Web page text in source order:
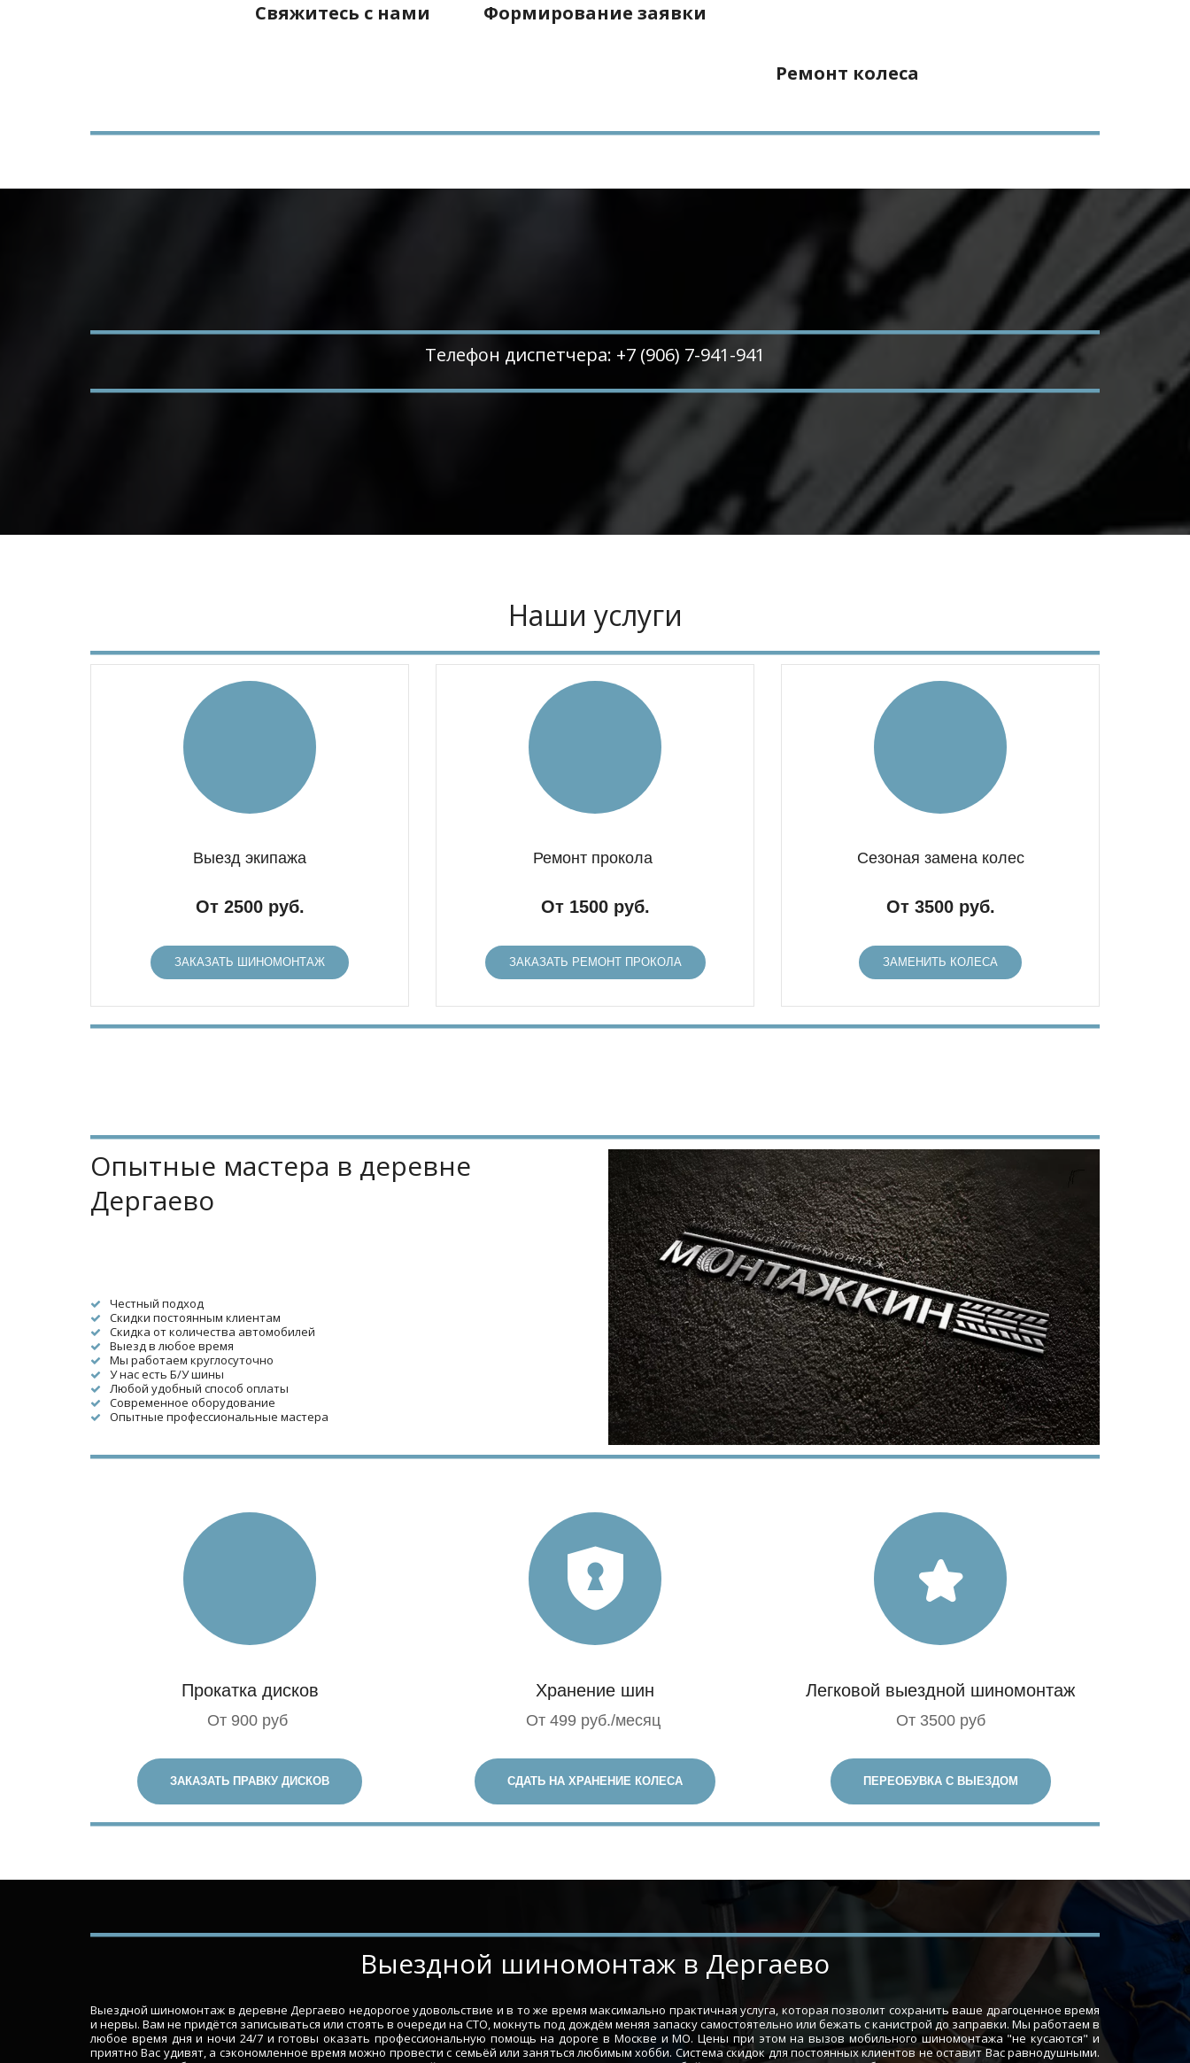
Свяжитесь с нами Формирование заявки
Ремонт колеса
Телефон диспетчера: +7 (906) 7-941-941
Наши услуги
Выезд экипажа
От 2500 руб.
ЗАКАЗАТЬ ШИНОМОНТАЖ
Ремонт прокола
От 1500 руб.
ЗАКАЗАТЬ РЕМОНТ ПРОКОЛА
Сезоная замена колес
От 3500 руб.
ЗАМЕНИТЬ КОЛЕСА
Опытные мастера в деревне
Дергаево
Честный подход
Скидки постоянным клиентам
Скидка от количества автомобилей
Выезд в любое время
Мы работаем круглосуточно
У нас есть Б/У шины
Любой удобный способ оплаты
Современное оборудование
Опытные профессиональные мастера
Прокатка дисков
От 900 руб
ЗАКАЗАТЬ ПРАВКУ ДИСКОВ
Хранение шин
От 499 руб./месяц
СДАТЬ НА ХРАНЕНИЕ КОЛЕСА
Легковой выездной шиномонтаж
От 3500 руб
ПЕРЕОБУВКА С ВЫЕЗДОМ
­­­­Выездной шиномонтаж в Дергаево
Выездной шиномонтаж в деревне Дергаево недорогое удовольствие и в то же время максимально практичная услуга, которая позволит сохранить ваше драгоценное время
и нервы. Вам не придётся записываться или стоять в очереди на СТО, мокнуть под дождём меняя запаску самостоятельно или бежать с канистрой до заправки. Мы работаем в
любое время дня и ночи 24/7 и готовы оказать профессиональную помощь на дороге в Москве и МО. Цены при этом на вызов мобильного шиномонтажа "не кусаются" и
приятно Вас удивят, а сэкономленное время можно провести с семьёй или заняться любимым хобби. Система скидок для постоянных клиентов не оставит Вас равнодушными.